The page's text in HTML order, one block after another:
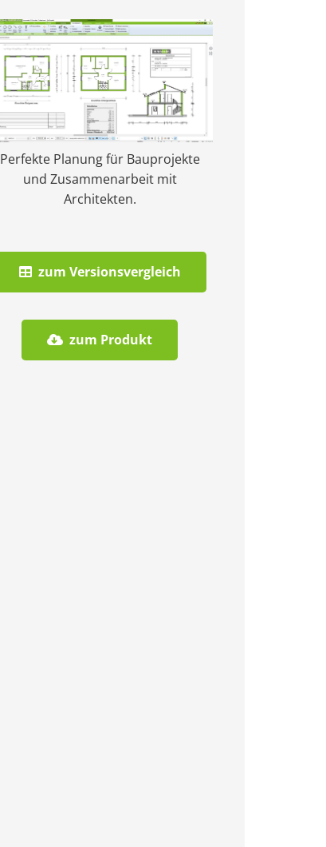
Perfekte Planung für Bauprojekte
und Zusammenarbeit mit
Architekten.
zum Versionsvergleich
zum Produkt